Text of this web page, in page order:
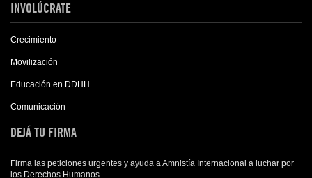
INVOLÚCRATE
Crecimiento
Movilización
Educación en DDHH
Comunicación
DEJÁ TU FIRMA
Firma las peticiones urgentes y ayuda a Amnistía Internacional a luchar por
los Derechos Humanos